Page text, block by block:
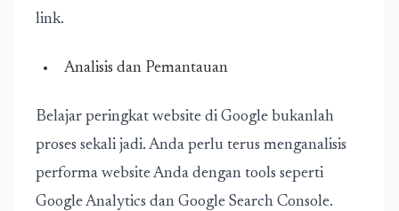
link.
Analisis dan Pemantauan
Belajar peringkat website di Google bukanlah
proses sekali jadi. Anda perlu terus menganalisis
performa website Anda dengan tools seperti
Google Analytics dan Google Search Console.